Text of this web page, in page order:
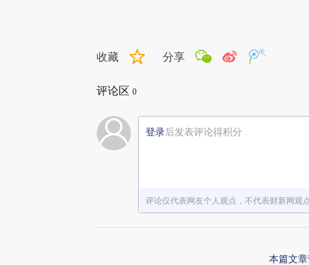
收藏 分享
评论区 0
登录后发表评论得积分
评论仅代表网友个人观点，不代表财新网观
本篇文